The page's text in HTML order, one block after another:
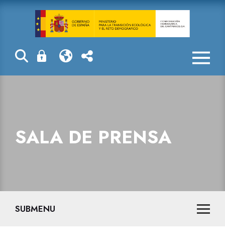
Sala de prensa
SALA DE PRENSA
SUBMENU